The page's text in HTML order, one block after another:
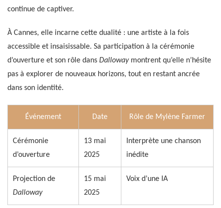
continue de captiver.
À Cannes, elle incarne cette dualité : une artiste à la fois
accessible et insaisissable. Sa participation à la cérémonie
d’ouverture et son rôle dans Dallowaymontrent qu’elle n’hésite
pas à explorer de nouveaux horizons, tout en restant ancrée
dans son identité.
Événement Date Rôle de Mylène Farmer
Cérémonie
d’ouverture
13 mai
2025
Interprète une chanson
inédite
Projection de
Dalloway
15 mai
2025
Voix d’une IA